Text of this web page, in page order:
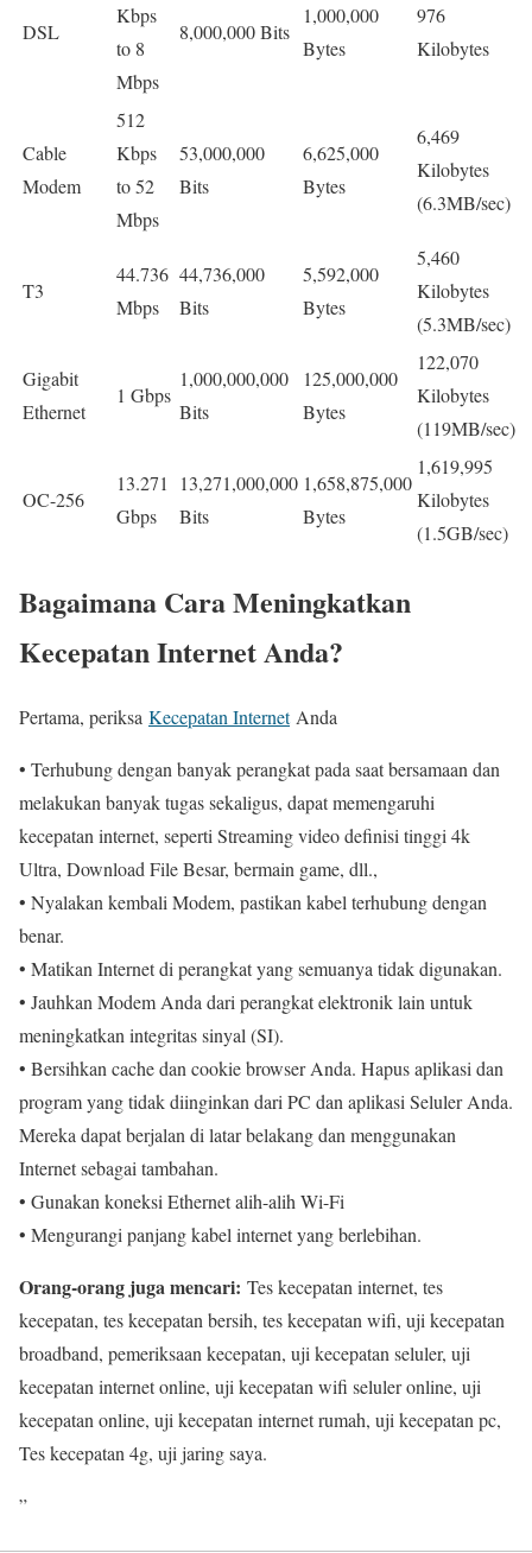
DSL
Kbps
to 8
Mbps
8,000,000 Bits
1,000,000
Bytes
976
Kilobytes
Cable
Modem
512
Kbps
to 52
Mbps
53,000,000
Bits
6,625,000
Bytes
6,469
Kilobytes
(6.3MB/sec)
T3
44.736
Mbps
44,736,000
Bits
5,592,000
Bytes
5,460
Kilobytes
(5.3MB/sec)
Gigabit
Ethernet
1 Gbps
1,000,000,000
Bits
125,000,000
Bytes
122,070
Kilobytes
(119MB/sec)
OC-256
13.271
Gbps
13,271,000,000
Bits
1,658,875,000
Bytes
1,619,995
Kilobytes
(1.5GB/sec)
Bagaimana Cara Meningkatkan
Kecepatan Internet Anda?
Pertama, periksa Kecepatan InternetAnda
• Terhubung dengan banyak perangkat pada saat bersamaan dan
melakukan banyak tugas sekaligus, dapat memengaruhi
kecepatan internet, seperti Streaming video definisi tinggi 4k
Ultra, Download File Besar, bermain game, dll.,
• Nyalakan kembali Modem, pastikan kabel terhubung dengan
benar.
• Matikan Internet di perangkat yang semuanya tidak digunakan.
• Jauhkan Modem Anda dari perangkat elektronik lain untuk
meningkatkan integritas sinyal (SI).
• Bersihkan cache dan cookie browser Anda. Hapus aplikasi dan
program yang tidak diinginkan dari PC dan aplikasi Seluler Anda.
Mereka dapat berjalan di latar belakang dan menggunakan
Internet sebagai tambahan.
• Gunakan koneksi Ethernet alih-alih Wi-Fi
• Mengurangi panjang kabel internet yang berlebihan.
Orang-orang juga mencari: Tes kecepatan internet, tes
kecepatan, tes kecepatan bersih, tes kecepatan wifi, uji kecepatan
broadband, pemeriksaan kecepatan, uji kecepatan seluler, uji
kecepatan internet online, uji kecepatan wifi seluler online, uji
kecepatan online, uji kecepatan internet rumah, uji kecepatan pc,
Tes kecepatan 4g, uji jaring saya.
”